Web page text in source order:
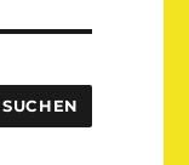
SUCHEN